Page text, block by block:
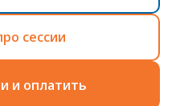
сессии
и оплатить